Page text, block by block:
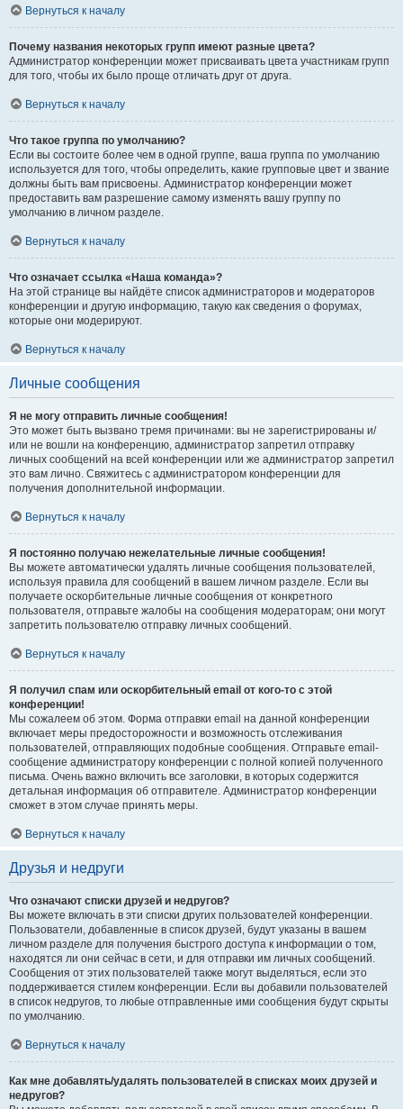
Вернуться к началу
Почему названия некоторых групп имеют разные цвета?
Администратор конференции может присваивать цвета участникам групп
для того, чтобы их было проще отличать друг от друга.
Вернуться к началу
Что такое группа по умолчанию?
Если вы состоите более чем в одной группе, ваша группа по умолчанию
используется для того, чтобы определить, какие групповые цвет и звание
должны быть вам присвоены. Администратор конференции может
предоставить вам разрешение самому изменять вашу группу по
умолчанию в личном разделе.
Вернуться к началу
Что означает ссылка «Наша команда»?
На этой странице вы найдёте список администраторов и модераторов
конференции и другую информацию, такую как сведения о форумах,
которые они модерируют.
Вернуться к началу
Личные сообщения
Я не могу отправить личные сообщения!
Это может быть вызвано тремя причинами: вы не зарегистрированы и/
или не вошли на конференцию, администратор запретил отправку
личных сообщений на всей конференции или же администратор запретил
это вам лично. Свяжитесь с администратором конференции для
получения дополнительной информации.
Вернуться к началу
Я постоянно получаю нежелательные личные сообщения!
Вы можете автоматически удалять личные сообщения пользователей,
используя правила для сообщений в вашем личном разделе. Если вы
получаете оскорбительные личные сообщения от конкретного
пользователя, отправьте жалобы на сообщения модераторам; они могут
запретить пользователю отправку личных сообщений.
Вернуться к началу
Я получил спам или оскорбительный email от кого-то с этой
конференции!
Мы сожалеем об этом. Форма отправки email на данной конференции
включает меры предосторожности и возможность отслеживания
пользователей, отправляющих подобные сообщения. Отправьте email-
сообщение администратору конференции с полной копией полученного
письма. Очень важно включить все заголовки, в которых содержится
детальная информация об отправителе. Администратор конференции
сможет в этом случае принять меры.
Вернуться к началу
Друзья и недруги
Что означают списки друзей и недругов?
Вы можете включать в эти списки других пользователей конференции.
Пользователи, добавленные в список друзей, будут указаны в вашем
личном разделе для получения быстрого доступа к информации о том,
находятся ли они сейчас в сети, и для отправки им личных сообщений.
Сообщения от этих пользователей также могут выделяться, если это
поддерживается стилем конференции. Если вы добавили пользователей
в список недругов, то любые отправленные ими сообщения будут скрыты
по умолчанию.
Вернуться к началу
Как мне добавлять/удалять пользователей в списках моих друзей и
недругов?